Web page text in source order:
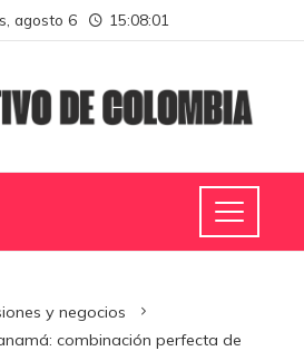
agosto 6 15:08:02
y negocios
combinación perfecta de